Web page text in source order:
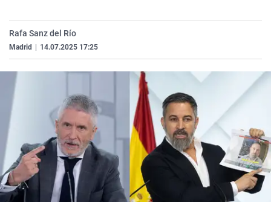
Rafa Sanz del Río
Madrid 14.07.2025 17:25